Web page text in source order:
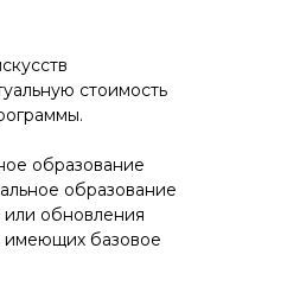
стоимость
образование
образование
обновления
имеющих базовое